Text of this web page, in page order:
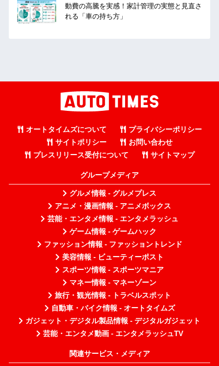
動費の高騰を実感！家計管理の実態と見直さ
れる「車の持ち方」
オートタイムズについて
プライバシーポリシー
サイトポリシー
お問い合わせ
プレスリリース受付について
サイトマップ
グループメディア
グルメ情報 - グルメプレス
アニメ・漫画情報 - アニメボックス
芸能・エンタメ情報 - エンタメラッシュ
ゲーム情報 - ゲームハック
ファッション情報 - ファッショントレンド
美容情報 - ビューティーポスト
スポーツ情報 - スポーツマニア
マネー情報 - マネーゾーン
旅行・観光情報 - トラベルスポット
自動車・バイク情報 - オートタイムズ
ガジェット・デジタル製品情報 - デジタルガジェット
芸能・エンタメ動画 - エンタメラッシュTV
関連サービス・メディア